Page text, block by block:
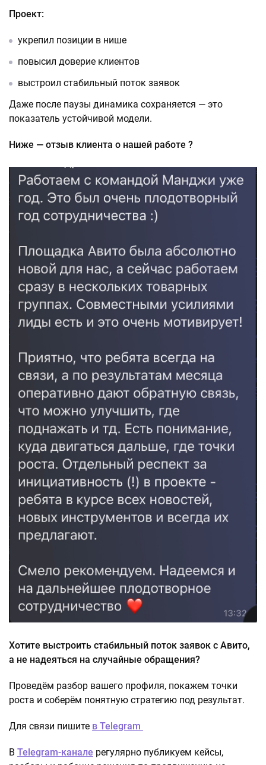
Проект:
укрепил позиции в нише
повысил доверие клиентов
выстроил стабильный поток заявок
Даже после паузы динамика сохраняется — это
показатель устойчивой модели.
Ниже — отзыв клиента о нашей работе ?
Хотите выстроить стабильный поток заявок с Авито,
а не надеяться на случайные обращения?
Проведём разбор вашего профиля, покажем точки
роста и соберём понятную стратегию под результат.
Для связи пишите в Telegram
В Telegram-канале регулярно публикуем кейсы,